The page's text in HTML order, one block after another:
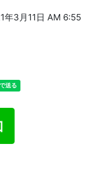
年3月11日 AM 6:55